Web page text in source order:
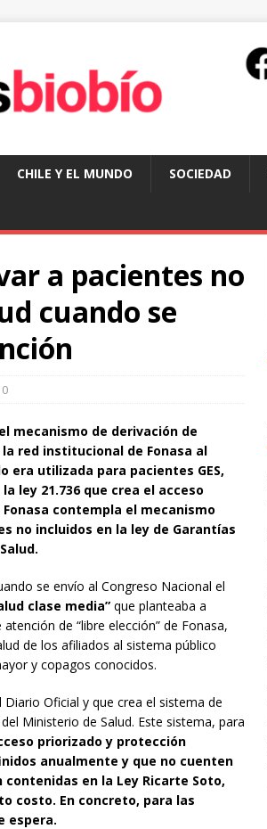
CHILE Y EL MUNDO SOCIEDAD
a pacientes no
cuando se
0
mecanismo de derivación de
red institucional de Fonasa al
era utilizada para pacientes GES,
ley 21.736 que crea el acceso
contempla el mecanismo
no incluidos en la ley de Garantías
se envío al Congreso Nacional el
clase media” que planteaba a
de “libre elección” de Fonasa,
de los afiliados al sistema público
y copagos conocidos.
Oficial y que crea el sistema de
Ministerio de Salud. Este sistema, para
priorizado y protección
anualmente y que no cuenten
contenidas en la Ley Ricarte Soto,
costo. En concreto, para las
espera.